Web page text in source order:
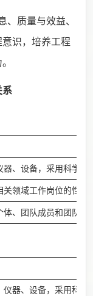
、质量与效益、
识，培养工程
系
器、设备，采用科学
关领域工作岗位的性
体、团队成员和团队负
仪器、设备，采用科